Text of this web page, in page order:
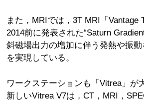
また，MRIでは，3T MRI「Vantage
2014前に発表された“Saturn
斜磁場出力の増加に伴う発熱や振
を実現している。
ワークステーションも「Vitrea」が
新しいVitrea V7は，CT，MRI，